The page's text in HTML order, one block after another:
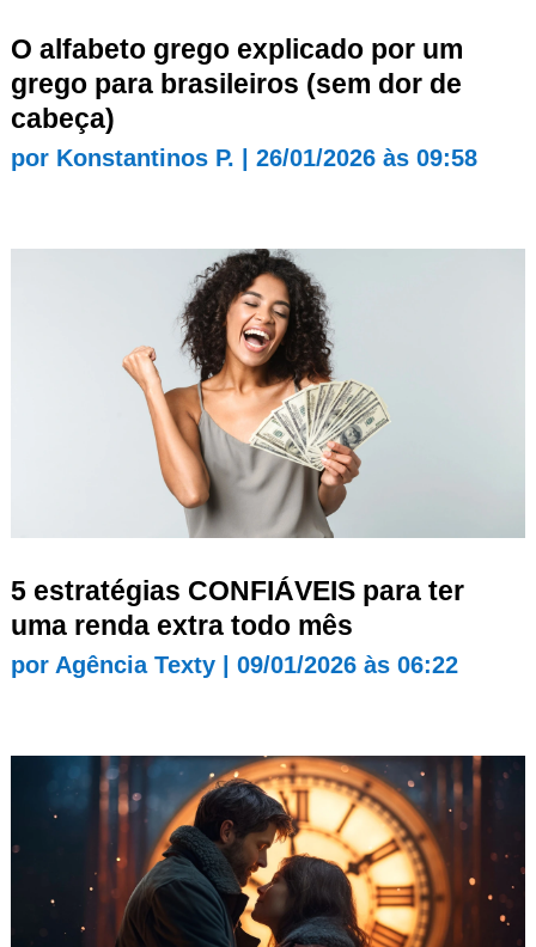
O alfabeto grego explicado por um
grego para brasileiros (sem dor de
cabeça)
por Konstantinos P. 26/01/2026 às 09:58
5 estratégias CONFIÁVEIS para ter
uma renda extra todo mês
por Agência Texty| 09/01/2026 às 06:22